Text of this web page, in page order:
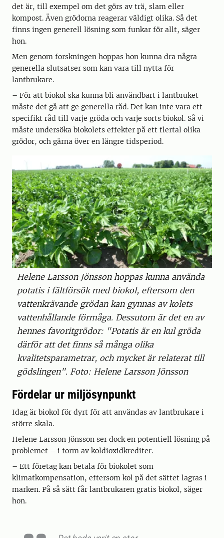
det är, till exempel om det görs av trä, slam eller
kompost. Även grödorna reagerar väldigt olika. Så det
finns ingen generell lösning som funkar för allt, säger
hon.
Men genom forskningen hoppas hon kunna dra några
generella slutsatser som kan vara till nytta för
lantbrukare.
– För att biokol ska kunna bli användbart i lantbruket
måste det gå att ge generella råd. Det kan inte vara ett
specifikt råd till varje gröda och varje sorts biokol. Så vi
måste undersöka biokolets effekter på ett flertal olika
grödor, och gärna över en längre tidsperiod.
Helene Larsson Jönsson hoppas kunna använda
potatis i fältförsök med biokol, eftersom den
vattenkrävande grödan kan gynnas av kolets
vattenhållande förmåga. Dessutom är det en av
hennes favoritgrödor: "Potatis är en kul gröda
därför att det finns så många olika
kvalitetsparametrar, och mycket är relaterat till
gödslingen". Foto: Helene Larsson Jönsson
Fördelar ur miljösynpunkt
Idag är biokol för dyrt för att användas av lantbrukare i
större skala.
Helene Larsson Jönsson ser dock en potentiell lösning på
problemet – i form av koldioxidkrediter.
– Ett företag kan betala för biokolet som
klimatkompensation, eftersom kol på det sättet lagras i
marken. På så sätt får lantbrukaren gratis biokol, säger
hon.